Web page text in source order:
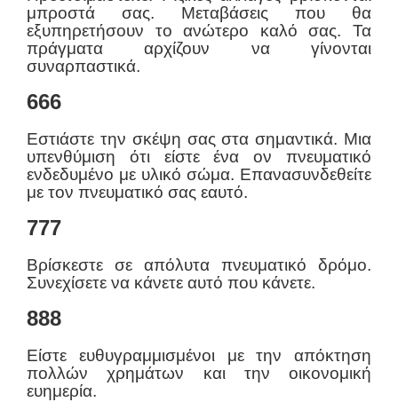
μπροστά σας. Μεταβάσεις που θα
εξυπηρετήσουν το ανώτερο καλό σας. Τα
πράγματα αρχίζουν να γίνονται
συναρπαστικά.
666
Εστιάστε την σκέψη σας στα σημαντικά. Μια
υπενθύμιση ότι είστε ένα ον πνευματικό
ενδεδυμένο με υλικό σώμα. Επανασυνδεθείτε
με τον πνευματικό σας εαυτό.
777
Βρίσκεστε σε απόλυτα πνευματικό δρόμο.
Συνεχίσετε να κάνετε αυτό που κάνετε.
888
Είστε ευθυγραμμισμένοι με την απόκτηση
πολλών χρημάτων και την οικονομική
ευημερία.